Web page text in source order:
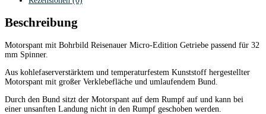
Beschreibung
Motorspant mit Bohrbild Reisenauer Micro-Edition Getriebe passend für 32
mm Spinner.
Aus kohlefaserverstärktem und temperaturfestem Kunststoff hergestellter
Motorspant mit großer Verklebefläche und umlaufendem Bund.
Durch den Bund sitzt der Motorspant auf dem Rumpf auf und kann bei
einer unsanften Landung nicht in den Rumpf geschoben werden.